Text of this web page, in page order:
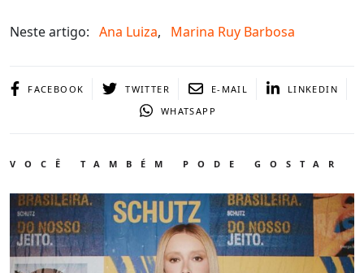
Neste artigo: Ana Luiza, Marina Ruy Barbosa
FACEBOOK TWITTER E-MAIL
LINKEDIN
WHATSAPP
VOCÊ TAMBÉM PODE GOSTAR